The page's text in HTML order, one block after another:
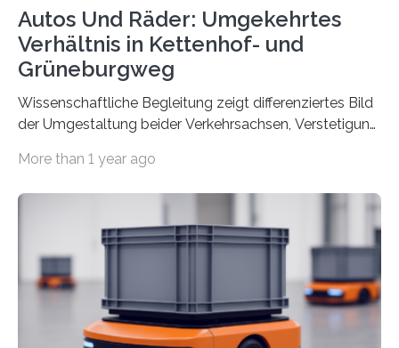
Autos Und Räder: Umgekehrtes
Verhältnis in Kettenhof- und
Grüneburgweg
Wissenschaftliche Begleitung zeigt differenziertes Bild
der Umgestaltung beider Verkehrsachsen, Verstetigung
fördern sowie die Wohn- und Aufenthaltsqualität zu
an der Achse Kettenhofweg/Robert-Mayer-Straße
durch. Wie diese angenommen werden und was sie
bewirken, haben Forscher*innen der Frankfurt University
of Applied Sciences (Frankfurt UAS) untersucht und
ziehen insgesamt eine positive Bilanz. Gemeinsam mit
Vertreter*innen der Stadt Frankfurt stellten sie am 15.
More than 1 year ago